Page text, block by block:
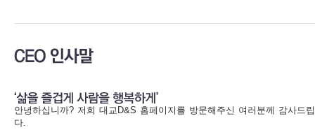
안녕하십니까? 저희 대교D&S 홈페이지를 방문해주신 여러분께 감사드
다.